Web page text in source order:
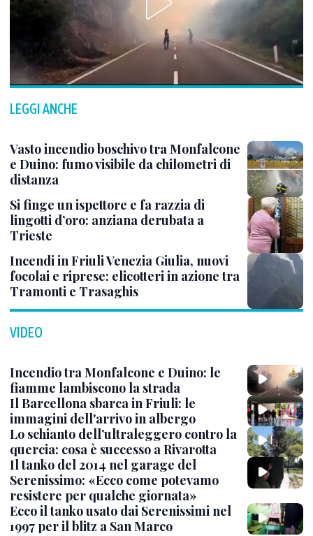
LEGGI ANCHE
Vasto incendio boschivo tra Monfalcone
e Duino: fumo visibile da chilometri di
distanza
Si finge un ispettore e fa razzia di
lingotti d’oro: anziana derubata a
Trieste
Incendi in Friuli Venezia Giulia, nuovi
focolai e riprese: elicotteri in azione tra
Tramonti e Trasaghis
VIDEO
Incendio tra Monfalcone e Duino: le
fiamme lambiscono la strada
Il Barcellona sbarca in Friuli: le
immagini dell'arrivo in albergo
Lo schianto dell’ultraleggero contro la
quercia: cosa è successo a Rivarotta
Il tanko del 2014 nel garage del
Serenissimo: «Ecco come potevamo
resistere per qualche giornata»
Ecco il tanko usato dai Serenissimi nel
1997 per il blitz a San Marco